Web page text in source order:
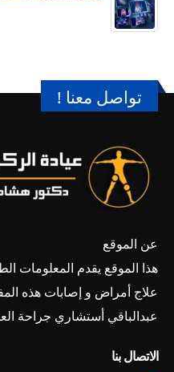
تواصل معنا !
عن الموقع
هذا الموقع يقدم المعلومات
علاج أمراض و إصابات هذه
عبدالباقي أستشاري جراحة
الاتصال بنا